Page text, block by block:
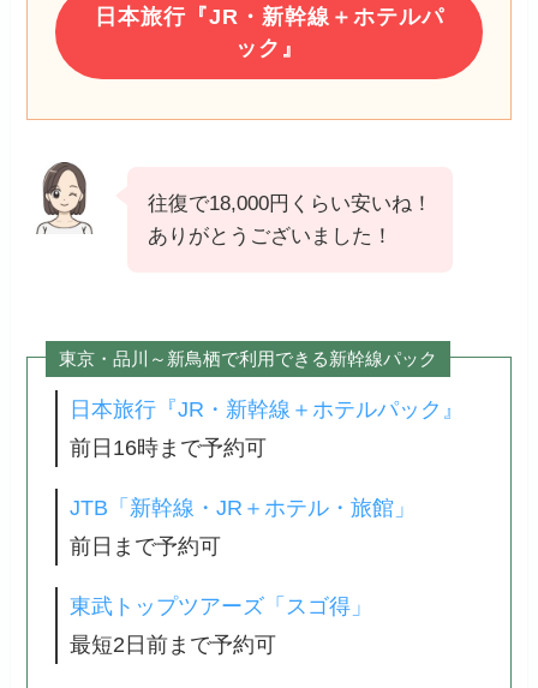
日本旅行『JR・新幹線＋ホテルパ
ック』
往復で18,000円くらい安いね！
ありがとうございました！
東京・品川～新鳥栖で利用できる新幹線パック
日本旅行『JR・新幹線＋ホテルパック』
前日16時まで予約可
JTB「新幹線・JR＋ホテル・旅館」
前日まで予約可
東武トップツアーズ「スゴ得」
最短2日前まで予約可